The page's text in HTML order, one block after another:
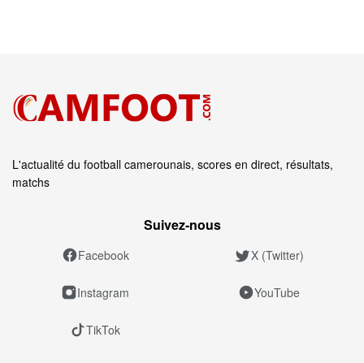
L'actualité du football camerounais, scores en direct, résultats,
matchs
Suivez‑nous
Facebook X (Twitter)
Instagram YouTube
TikTok